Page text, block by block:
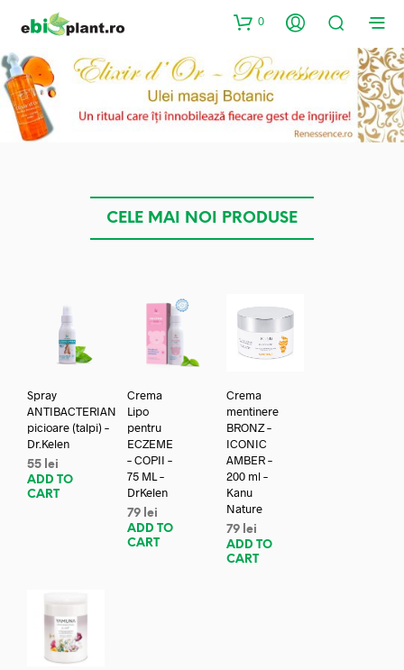
0
CELE MAI NOI PRODUSE
Spray
ANTIBACTERIAN
picioare (talpi) –
Dr.Kelen
55 lei
ADD TO
CART
Crema
Lipo
pentru
ECZEME
– COPII –
75 ML –
DrKelen
79 lei
ADD TO
CART
Crema
mentinere
BRONZ –
ICONIC
AMBER –
200 ml –
Kanu
Nature
79 lei
ADD TO
CART